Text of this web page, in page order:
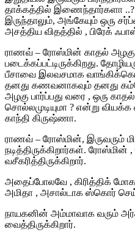
தாக்கத்தில் இணைந்தார்களா
இருந்தாலும், அங்கேயும் ஒரு
அசத்திய விதத்தில் , பிரேக்
ராணவ் – ரோஸ்மின் காதல் அழகு
படைக்கப்பட்டிருக்கிறது.
பீசாவை இலவசமாக
தனது கணவனாகவும் தனது
அழகு பார்ப்பது வரை , ஒரு காதல்
சொல்லமுடியுமா ? என்று வியக்க
காந்தி கிருஷ்ணா.
ராணவ் – ரோஸ்மின், இருவரும்
நடித்திருக்கிறார்கள். ரோஸ்மின் ,
வசீகரித்திருக்கிறார்.
அதைப்போலவே , கிரித்திக்
அமிதா , அசால்டாக ஸ்கொர்
நாயகனின் அம்மாவாக வரும்
வைத்திருக்கிறார்.